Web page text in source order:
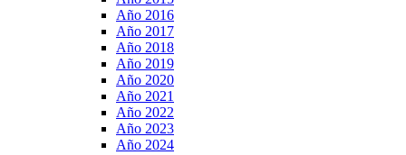
Año 2016
Año 2017
Año 2018
Año 2019
Año 2020
Año 2021
Año 2022
Año 2023
Año 2024